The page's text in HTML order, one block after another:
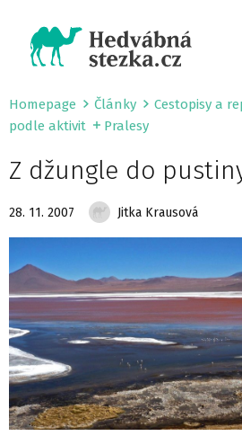
Homepage Články Cestopisy a
podle aktivit
Pralesy
Z džungle do
28. 11. 2007 Jitka Krausová